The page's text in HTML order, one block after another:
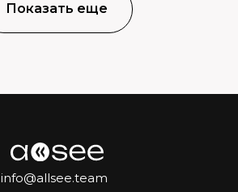
Показать еще
info@allsee.team